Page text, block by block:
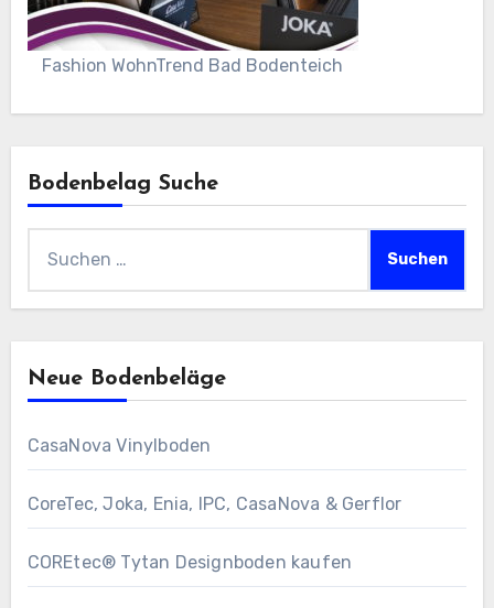
Fashion WohnTrend Bad Bodenteich
Bodenbelag Suche
nach:
Neue Bodenbeläge
CasaNova Vinylboden
CoreTec, Joka, Enia, IPC, CasaNova & Gerflor
COREtec® Tytan Designboden kaufen